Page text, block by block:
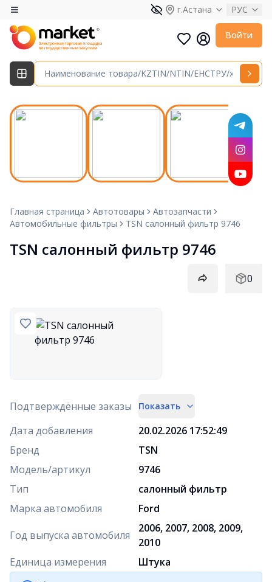
г.Астана РУС
Войти
Главная страница Автотовары
Автозапчасти
Автомобильные фильтры
TSN салонный фильтр 9746
TSN салонный фильтр 9746
0
Подтверждённые заказы Показать
Дата добавления
20.02.2026 17:52:49
Бренд
TSN
Модель/артикул
9746
Тип
салонный фильтр
Марка автомобиля
Ford
Год выпуска автомобиля
2006, 2007, 2008, 2009,
2010
Единица измерения
Штука